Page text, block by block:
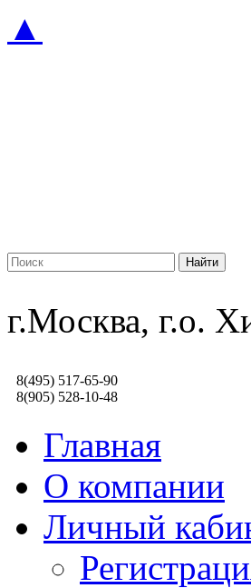
▲
г.Москва, г.о.
8(495) 517-65-90
8(905) 528-10-48
Главная
О компании
Личный